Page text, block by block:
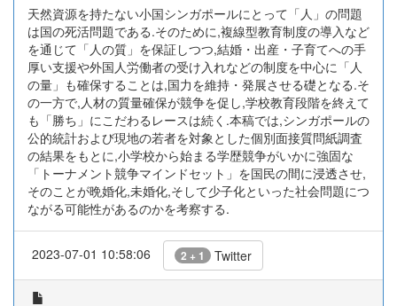
天然資源を持たない小国シンガポールにとって「人」の問題
は国の死活問題である.そのために,複線型教育制度の導入など
を通じて「人の質」を保証しつつ,結婚・出産・子育てへの手
厚い支援や外国人労働者の受け入れなどの制度を中心に「人
の量」も確保することは,国力を維持・発展させる礎となる.そ
の一方で,人材の質量確保が競争を促し,学校教育段階を終えて
も「勝ち」にこだわるレースは続く.本稿では,シンガポールの
公的統計および現地の若者を対象とした個別面接質問紙調査
の結果をもとに,小学校から始まる学歴競争がいかに強固な
「トーナメント競争マインドセット」を国民の間に浸透させ,
そのことが晩婚化,未婚化,そして少子化といった社会問題につ
ながる可能性があるのかを考察する.
2023-07-01 10:58:06 2 + 1 Twitter